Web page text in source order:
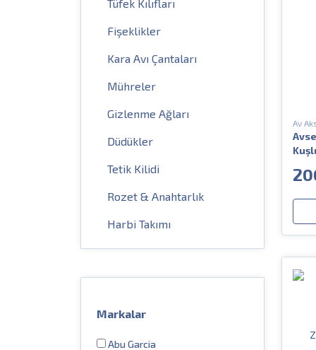
Av
Tüfek Kılıfları
Fişeklikler
Kara Avı Çantaları
Mühreler
Gizlenme Ağları
Düdükler
Tetik Kilidi
Rozet & Anahtarlık
Harbi Takımı
Gez & Arpacık
Tetik Düşürücü
Markalar
Abu Garcia